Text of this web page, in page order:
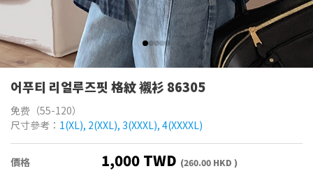
어푸티 리얼루즈핏 格紋 襯衫 86305
免费（55-120）
尺寸參考： 1(XL), 2(XXL), 3(XXXL), 4(XXXXL)
價格 1,000 TWD (260.00 HKD )